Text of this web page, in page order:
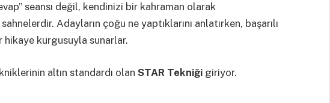
seansı değil, kendinizi bir kahraman olarak
Adayların çoğu ne yaptıklarını anlatırken, başarılı
hikaye kurgusuyla sunarlar.
altın standardı olan STAR Tekniği giriyor.